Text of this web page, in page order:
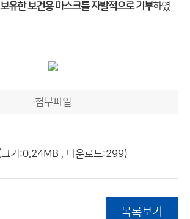
유한 보건용 마스크를 자발적으로 기부하였
첨부파일
기:0.24MB , 다운로드:299)
목록보기